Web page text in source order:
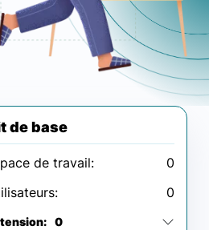
de base
de travail:
0
0
0